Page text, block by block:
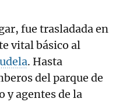
fue trasladada en
vital básico al
. Hasta
del parque de
y agentes de la